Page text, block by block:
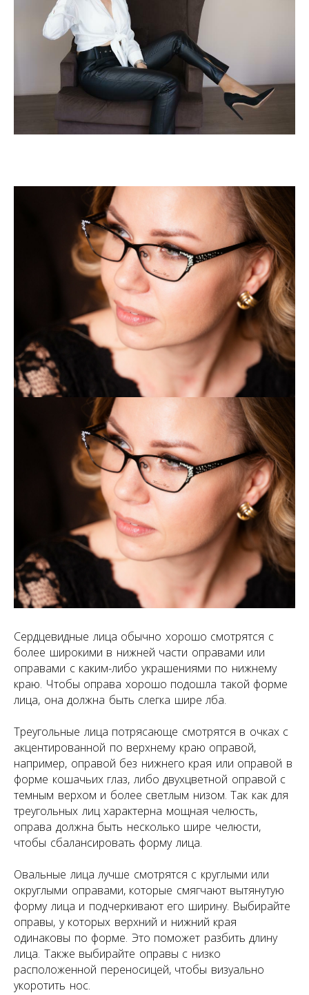
Сердцевидные лица обычно хорошо смотрятся с
более широкими в нижней части оправами или
оправами с каким-либо украшениями по нижнему
краю. Чтобы оправа хорошо подошла такой форме
лица, она должна быть слегка шире лба.
Треугольные лица потрясающе смотрятся в очках с
акцентированной по верхнему краю оправой,
например, оправой без нижнего края или оправой в
форме кошачьих глаз, либо двухцветной оправой с
темным верхом и более светлым низом. Так как для
треугольных лиц характерна мощная челюсть,
оправа должна быть несколько шире челюсти,
чтобы сбалансировать форму лица.
Овальные лица лучше смотрятся с круглыми или
округлыми оправами, которые смягчают вытянутую
форму лица и подчеркивают его ширину. Выбирайте
оправы, у которых верхний и нижний края
одинаковы по форме. Это поможет разбить длину
лица. Также выбирайте оправы с низко
расположенной переносицей, чтобы визуально
укоротить нос.
Закажите обратный
Я согласен с политикой конфиденциальности
Жду звонка
© All Right Reserved. 2025.
Политика
конфиденциальности
ИНН
165504091303
ОГРНИП
325169000100092
Публичная оферта